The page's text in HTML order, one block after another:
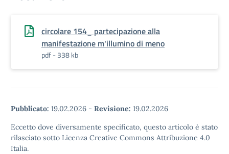
circolare 154_ partecipazione alla
manifestazione m'illumino di meno
pdf - 338 kb
Pubblicato: 19.02.2026 - Revisione: 19.02.2026
Eccetto dove diversamente specificato, questo articolo è stato
rilasciato sotto Licenza Creative Commons Attribuzione 4.0
Italia.